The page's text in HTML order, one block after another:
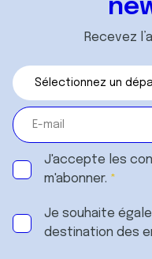
Recevez
J'accepte les
m'abonner.
Je souhaite
destination des